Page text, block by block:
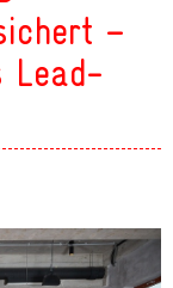
–
Lead-